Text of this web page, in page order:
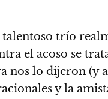
trío
el acoso se
nos lo dijeron
y la